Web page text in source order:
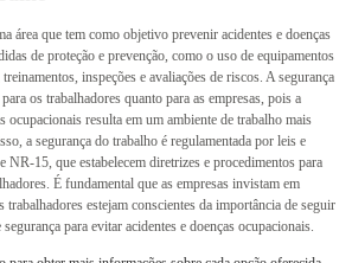
área que tem como objetivo prevenir acidentes e doenças
de proteção e prevenção, como o uso de equipamentos
inspeções e avaliações de riscos. A segurança
os trabalhadores quanto para as empresas, pois a
ocupacionais resulta em um ambiente de trabalho mais
a segurança do trabalho é regulamentada por leis e
15, que estabelecem diretrizes e procedimentos para
É fundamental que as empresas invistam em
trabalhadores estejam conscientes da importância de seguir
para evitar acidentes e doenças ocupacionais.